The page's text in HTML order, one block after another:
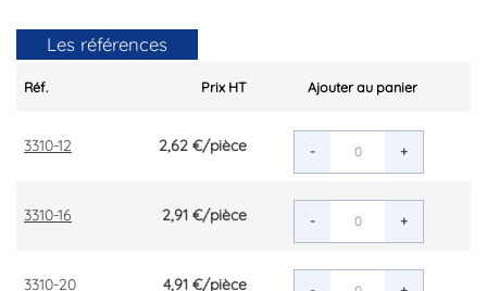
Les références
Réf. Prix HT Ajouter au panier
3310-12 2,62 €/pièce - +
3310-16 2,91 €/pièce - +
3310-20 4,91 €/pièce